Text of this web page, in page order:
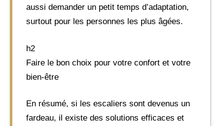
aussi demander un petit temps d’adaptation,
surtout pour les personnes les plus âgées.
h2
Faire le bon choix pour votre confort et votre
bien-être
En résumé, si les escaliers sont devenus un
fardeau, il existe des solutions efficaces et